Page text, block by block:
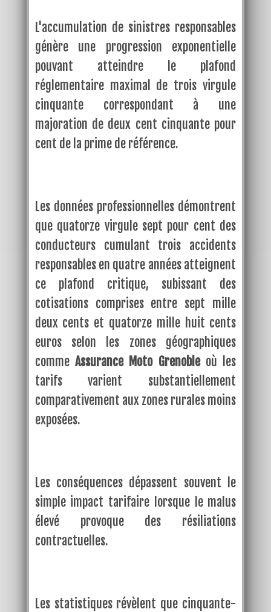
L'accumulation de sinistres responsables
génère une progression exponentielle
pouvant atteindre le plafond
réglementaire maximal de trois virgule
cinquante correspondant à une
majoration de deux cent cinquante pour
cent de la prime de référence.
Les données professionnelles démontrent
que quatorze virgule sept pour cent des
conducteurs cumulant trois accidents
responsables en quatre années atteignent
ce plafond critique, subissant des
cotisations comprises entre sept mille
deux cents et quatorze mille huit cents
euros selon les zones géographiques
comme Assurance Moto Grenobleoù les
tarifs varient substantiellement
comparativement aux zones rurales moins
exposées.
Les conséquences dépassent souvent le
simple impact tarifaire lorsque le malus
élevé provoque des résiliations
contractuelles.
Les statistiques révèlent que cinquante-